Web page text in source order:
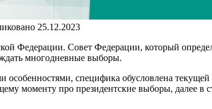
25.12.2023
Федерации. Совет Федерации, который
многодневные выборы.
специфика обусловлена
моменту про президентские выборы, далее в